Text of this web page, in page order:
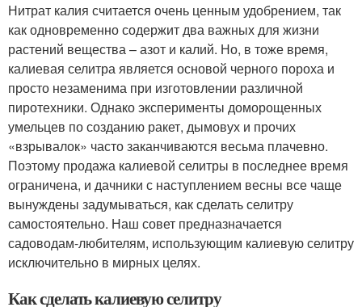
Нитрат калия считается очень ценным удобрением, так
как одновременно содержит два важных для жизни
растений вещества – азот и калий. Но, в тоже время,
калиевая селитра является основой черного пороха и
просто незаменима при изготовлении различной
пиротехники. Однако эксперименты доморощенных
умельцев по созданию ракет, дымовух и прочих
«взрывалок» часто заканчиваются весьма плачевно.
Поэтому продажа калиевой селитры в последнее время
ограничена, и дачники с наступлением весны все чаще
вынуждены задумываться, как сделать селитру
самостоятельно. Наш совет предназначается
садоводам-любителям, использующим калиевую селитру
исключительно в мирных целях.
Как сделать калиевую селитру